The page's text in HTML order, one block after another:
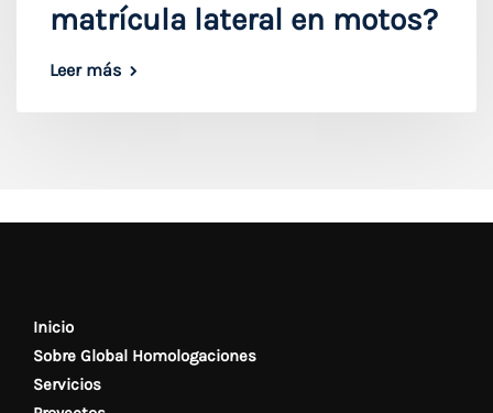
matrícula lateral en motos?
Leer más
Inicio
Sobre Global Homologaciones
Servicios